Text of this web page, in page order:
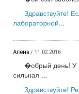
Здравствуйте!
лабораторной...
Алена / 11.02.2016
�обрый день! У
сильная ...
Здравствуйте!